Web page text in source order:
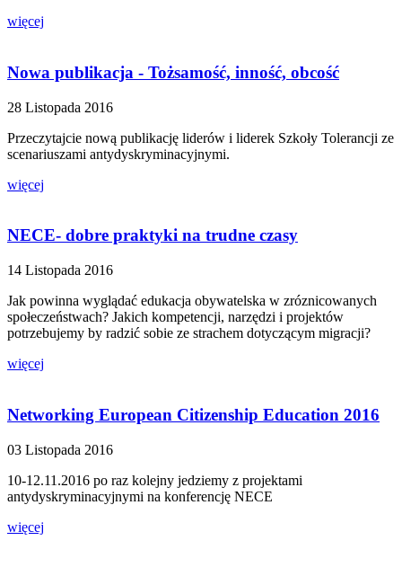
więcej
Nowa publikacja - Tożsamość, inność, obcość
28 Listopada 2016
Przeczytajcie nową publikację liderów i liderek Szkoły Tolerancji ze
scenariuszami antydyskryminacyjnymi.
więcej
NECE- dobre praktyki na trudne czasy
14 Listopada 2016
Jak powinna wyglądać edukacja obywatelska w zróznicowanych
społeczeństwach? Jakich kompetencji, narzędzi i projektów
potrzebujemy by radzić sobie ze strachem dotyczącym migracji?
więcej
Networking European Citizenship Education 2016
03 Listopada 2016
10-12.11.2016 po raz kolejny jedziemy z projektami
antydyskryminacyjnymi na konferencję NECE
więcej